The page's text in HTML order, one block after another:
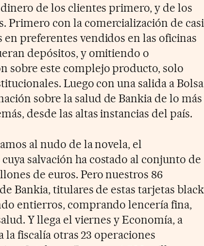
de los clientes primero, y de los
Primero con la comercialización de casi
preferentes vendidos en las oficinas
depósitos, y omitiendo o
sobre este complejo producto, solo
Luego con una salida a Bolsa
sobre la salud de Bankia de lo más
desde las altas instancias del país.
al nudo de la novela, el
salvación ha costado al conjunto de
de euros. Pero nuestros 86
Bankia, titulares de estas tarjetas black
entierros, comprando lencería fina,
Y llega el viernes y Economía, a
la fiscalía otras 23 operaciones